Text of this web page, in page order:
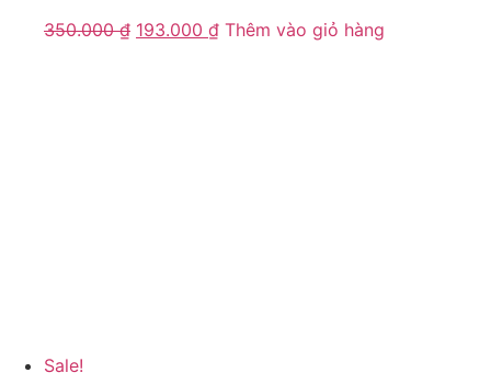
350.000₫ 193.000 ₫ Thêm vào giỏ hàng
Sale!